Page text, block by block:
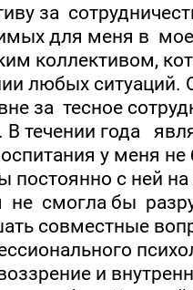
за
для меня в
коллективом,
любых ситуаций.
за тесное
течении года
у меня не
постоянно с ней
не смогла бы
совместные
и